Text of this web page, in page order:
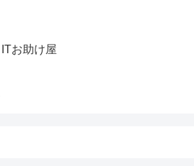
ITお助け屋